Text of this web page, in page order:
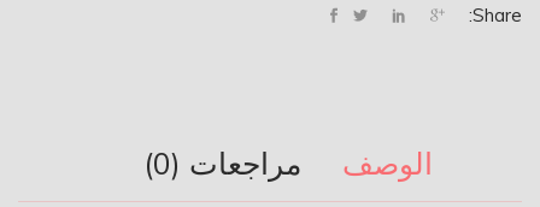
Share:
الوصف مراجعات (0)